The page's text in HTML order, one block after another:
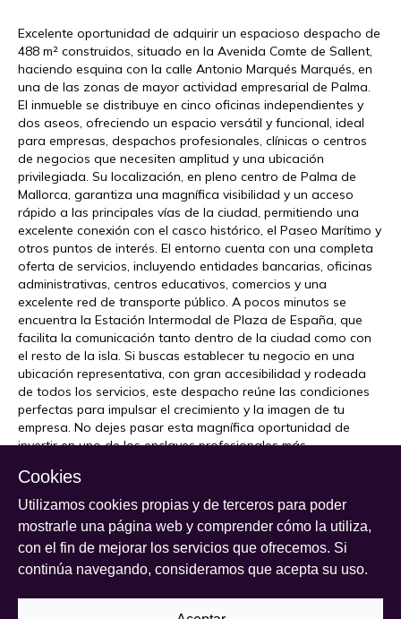
Cookies
Utilizamos cookies propias y de terceros para poder
mostrarle una página web y comprender cómo la utiliza,
con el fin de mejorar los servicios que ofrecemos. Si
continúa navegando, consideramos que acepta su uso.
Excelente oportunidad de adquirir un espacioso despacho de
488 m² construidos, situado en la Avenida Comte de Sallent,
haciendo esquina con la calle Antonio Marqués Marqués, en
una de las zonas de mayor actividad empresarial de Palma.
El inmueble se distribuye en cinco oficinas independientes y
dos aseos, ofreciendo un espacio versátil y funcional, ideal
para empresas, despachos profesionales, clínicas o centros
de negocios que necesiten amplitud y una ubicación
privilegiada. Su localización, en pleno centro de Palma de
Mallorca, garantiza una magnífica visibilidad y un acceso
rápido a las principales vías de la ciudad, permitiendo una
excelente conexión con el casco histórico, el Paseo Marítimo y
otros puntos de interés. El entorno cuenta con una completa
oferta de servicios, incluyendo entidades bancarias, oficinas
administrativas, centros educativos, comercios y una
excelente red de transporte público. A pocos minutos se
encuentra la Estación Intermodal de Plaza de España, que
facilita la comunicación tanto dentro de la ciudad como con
el resto de la isla. Si buscas establecer tu negocio en una
ubicación representativa, con gran accesibilidad y rodeada
de todos los servicios, este despacho reúne las condiciones
perfectas para impulsar el crecimiento y la imagen de tu
empresa. No dejes pasar esta magnífica oportunidad de
invertir en uno de los enclaves profesionales más
consumo y letra G de emisiones. Para más información o
concertar una visita, no dude en contactar. Te informamos
que el precio publicitado no incluye los gastos de
compraventa (Impuestos, Notaría, Registro y gestoría, en
caso de que requiera un tercero para tramitar documentos o
que se haga hipoteca). ¡Consultanos y te haremos un